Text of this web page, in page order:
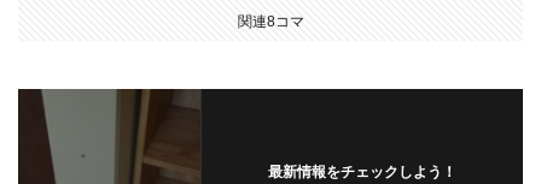
関連8コマ
最新情報をチェックしよう！